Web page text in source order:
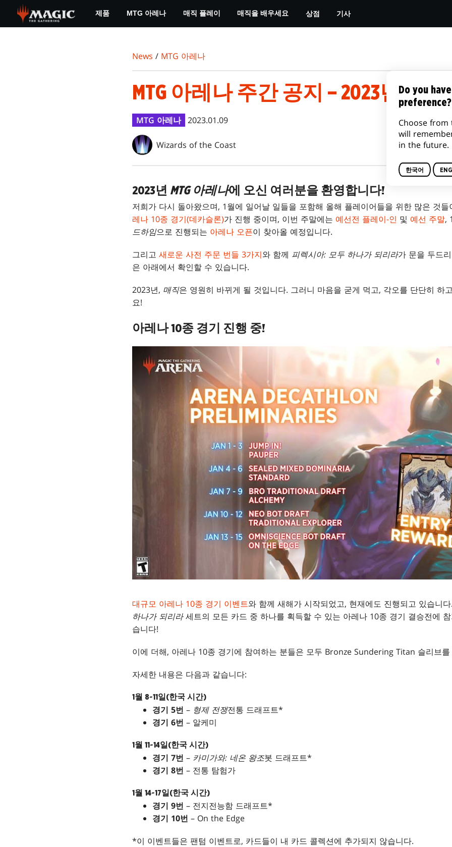
main
제품 MTG 아레나 매직 플레이 매직을 배우세요 상점 기사
News / MTG 아레나
MTG 아레나 주간 공지 – 2023년 1월
MTG 아레나 2023.01.09
Wizards of the Coast
2023년 MTG 아레나에 오신 여러분을 환영합니다!
저희가 다시 돌아왔으며, 1월에 일어날 일들을 포함해 올해 플레이어들을 위한 많은 것
레나 10종 경기(데카슬론)가 진행 중이며, 이번 주말에는 예선전 플레이-인 및 예선 주말,
드하임으로 진행되는 아레나 오픈이 찾아올 예정입니다.
그리고 새로운 사전 주문 번들 3가지와 함께 피렉시아: 모두 하나가 되리라가 문을 두드
은 아래에서 확인할 수 있습니다.
2023년, 매직은 영원히 바뀌게 될 것입니다. 그러니 마음을 굳게 먹고, 각오를 단단히 하
요!
아레나 10종 경기 진행 중!
대규모 아레나 10종 경기 이벤트와 함께 새해가 시작되었고, 현재에도 진행되고 있습니
하나가 되리라세트의 모든 카드 중 하나를 획득할 수 있는 아레나 10종 경기 결승전에
습니다!
이에 더해, 아레나 10종 경기에 참여하는 분들은 모두 Bronze Sundering Titan 슬리브를
자세한 내용은 다음과 같습니다:
1월 8~11일(한국 시간)
경기 5번 – 형제 전쟁전통 드래프트*
경기 6번 – 알케미
1월 11~14일(한국 시간)
경기 7번 – 카미가와: 네온 왕조봇 드래프트*
경기 8번 – 전통 탐험가
1월 14~17일(한국 시간)
경기 9번 – 전지전능함 드래프트*
경기 10번 – On the Edge
*이 이벤트들은 팬텀 이벤트로, 카드들이 내 카드 콜렉션에 추가되지 않습니다.
Do you
preference?
Choose
will
in the future.
한국어